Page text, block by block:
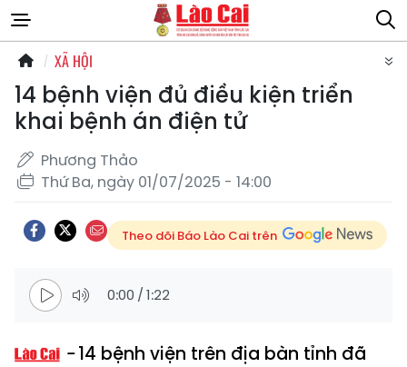
XÃ HỘI
14 bệnh viện đủ điều kiện triển
khai bệnh án điện tử
Phương Thảo
Thứ Ba, ngày 01/07/2025 - 14:00
Theo dõi Báo Lào Cai trên
0:00 /1:22
14 bệnh viện trên địa bàn tỉnh đã